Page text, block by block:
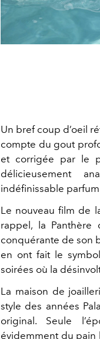
Un bref coup d’oeil
compte du gout
et corrigée par le
délicieusement
indéfinissable
Le nouveau film de
rappel, la Panthère
conquérante de son
en ont fait le
soirées où la
La maison de
style des années
original. Seule
évidemment du pain